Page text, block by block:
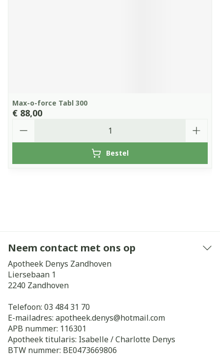
Max-o-force Tabl 300
€ 88,00
Bestel
Neem contact met ons op
Apotheek Denys Zandhoven
Liersebaan 1
2240 Zandhoven
Telefoon: 03 484 31 70
E-mailadres: apotheek.denys@hotmail.com
APB nummer: 116301
Apotheek titularis: Isabelle / Charlotte Denys
BTW nummer: BE0473669806